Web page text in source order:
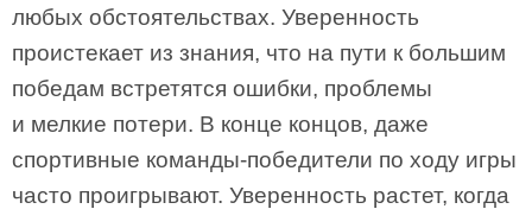
любых обстоятельствах. Уверенность
проистекает из знания, что на пути к большим
победам встретятся ошибки, проблемы
и мелкие потери. В конце концов, даже
спортивные команды-победители по ходу игры
часто проигрывают. Уверенность растет, когда